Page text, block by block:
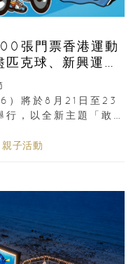
張門票香港運動
克球、新興運
展覽
將於8月21日至23
行，以全新主題「敢
親子活動